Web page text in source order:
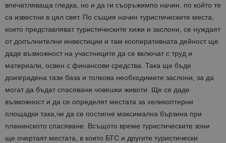
впечатляваща гледка, но и да ги съоръжимпо начин, по който те
са известни в цял свят. По същия начин туристическите места,
които представляват туристическите хижи и заслони, се нуждаят
от допълнителни инвестиции и там кооперативната дейност ще
даде възможност на участниците да се включат с труд и
материали, освен с финансови средства. Така ще бъде
доизградена тази база и толкова необходимите заслони, за да
могат да бъдат спасявани човешки животи. Ще се даде
възможност и да се определят местата за хеликоптерни
площадки така,че да се постигне максимална бързина при
планинското спасяване. Всъщото време туристическите зони
ще очертаят местата, в които БТС и другите туристически